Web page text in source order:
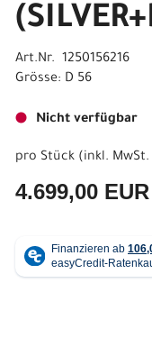
Art.Nr. 1250156216
Grösse: D 56
Nicht verfügbar
pro Stück (inkl. MwSt.
4.699,00 EUR